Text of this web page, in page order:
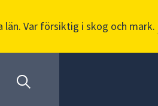
Var försiktig i skog och mark.